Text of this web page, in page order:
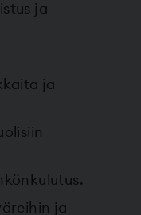
ja
ja
ja